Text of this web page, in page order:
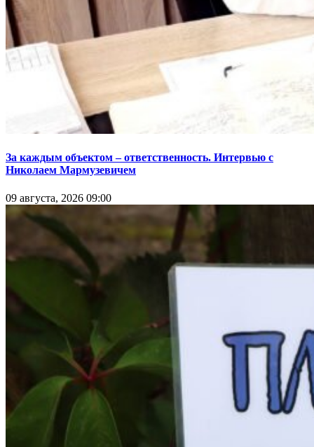
За каждым объектом – ответственность. Интервью с
Николаем Мармузевичем
09 августа, 2026 09:00